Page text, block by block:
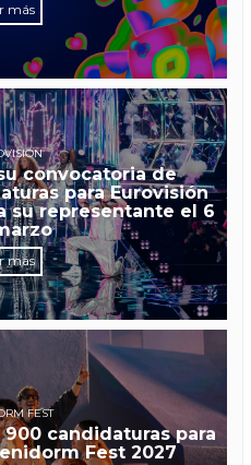
más
convocatoria de
para Eurovisión
su representante el 6
más
FEST
900 candidaturas para
Fest 2027